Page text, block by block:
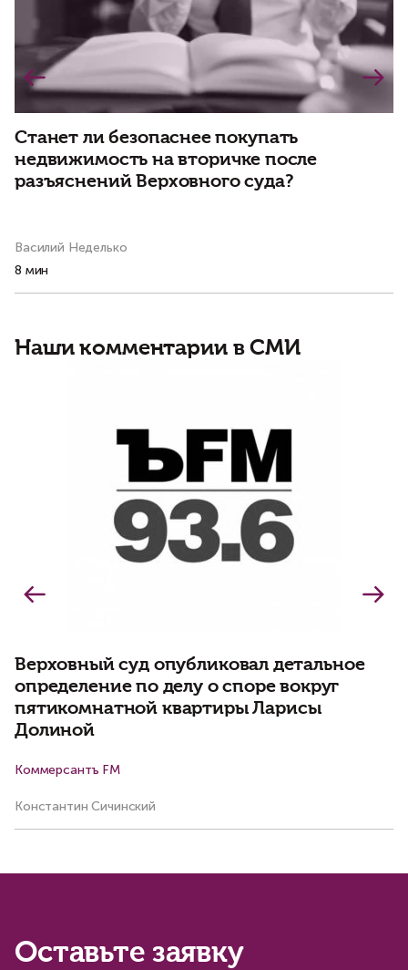
Станет ли безопаснее покупать
недвижимость на вторичке после
разъяснений Верховного суда?
Василий Неделько
8 мин
Наши комментарии в СМИ
Верховный суд опубликовал детальное
определение по делу о споре вокруг
пятикомнатной квартиры Ларисы
Долиной
Коммерсантъ FM
Константин Сичинский
Оставьте заявку